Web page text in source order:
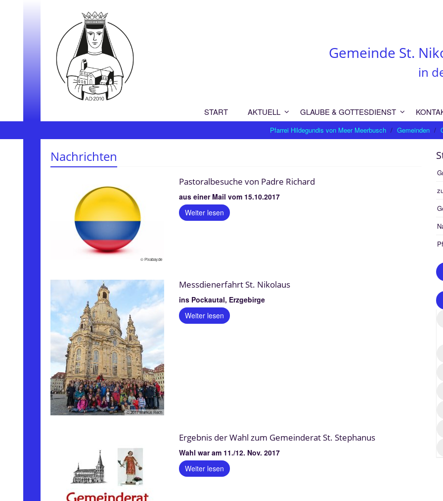
Gemeinde St.
in
START AKTUELL GLAUBE & GOTTESDIENST
Pfarrei Hildegundis von Meer Meerbusch Gemeinden
Nachrichten
© Pixabay.de
Pastoralbesuche von Padre Richard
aus einer Mail vom 15.10.2017
Weiter lesen
© 2017 Markus Rech
Messdienerfahrt St. Nikolaus
ins Pockautal, Erzgebirge
Weiter lesen
Ergebnis der Wahl zum Gemeinderat St. Stephanus
Wahl war am 11./12. Nov. 2017
Weiter lesen